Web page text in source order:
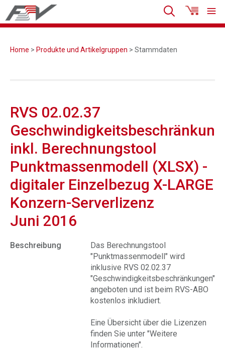
Home > Produkte und Artikelgruppen > Stammdaten
RVS 02.02.37
inkl. Berechnungstool
Punktmassenmodell (XLSX) -
digitaler Einzelbezug X-LARGE
Konzern-Serverlizenz
Juni 2016
Beschreibung
Das Berechnungstool
"Punktmassenmodell" wird
inklusive RVS 02.02.37
"Geschwindigkeitsbeschränkungen"
angeboten und ist beim RVS-ABO
kostenlos inkludiert.
Eine Übersicht über die Lizenzen
finden Sie unter "Weitere
Informationen".